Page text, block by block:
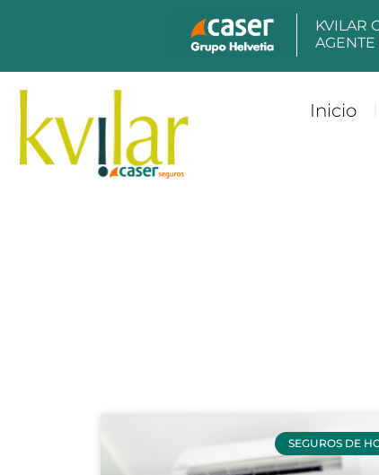
KVILAR
AGENTE
Inicio
SEGUROS DE